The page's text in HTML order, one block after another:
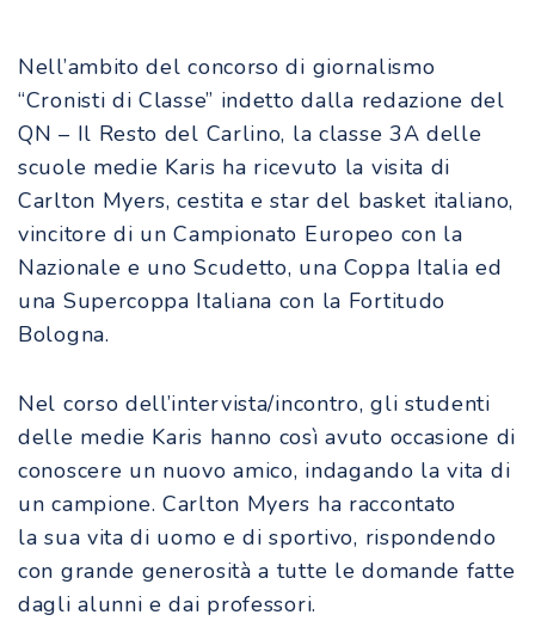
Nell’ambito del concorso di giornalismo
“Cronisti di Classe” indetto dalla redazione del
QN – Il Resto del Carlino, la classe 3A delle
scuole medie Karis ha ricevuto la visita di
Carlton Myers, cestita e star del basket italiano,
vincitore di un Campionato Europeo con la
Nazionale e uno Scudetto, una Coppa Italia ed
una Supercoppa Italiana con la Fortitudo
Bologna.
Nel corso dell’intervista/incontro, gli studenti
delle medie Karis hanno così avuto occasione di
conoscere un nuovo amico, indagando la vita di
un campione. Carlton Myers ha raccontato
la sua vita di uomo e di sportivo, rispondendo
con grande generosità a tutte le domande fatte
dagli alunni e dai professori.